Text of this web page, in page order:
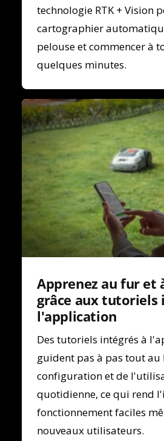
technologie RTK + Vision
cartographier
pelouse et commencer à
quelques minutes.
Apprenez au fur et
grâce aux tutoriels
l'application
Des tutoriels intégrés à
guident pas à pas tout au
configuration et de
quotidienne, ce qui rend
fonctionnement faciles
nouveaux utilisateurs.